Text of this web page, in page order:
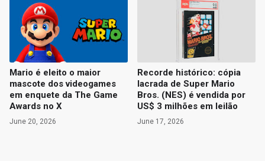
Mario é eleito o maior
mascote dos videogames
em enquete da The Game
Awards no X
June 20, 2026
Recorde histórico: cópia
lacrada de Super Mario
Bros. (NES) é vendida por
US$ 3 milhões em leilão
June 17, 2026